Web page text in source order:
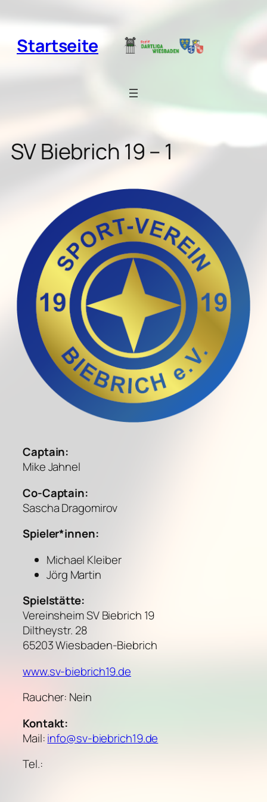
Inhalt
springen
Startseite
SV Biebrich 19 – 1
Captain:
Mike Jahnel
Co-Captain:
Sascha Dragomirov
Spieler*innen:
Michael Kleiber
Jörg Martin
Spielstätte:
Vereinsheim SV Biebrich 19
Diltheystr. 28
65203 Wiesbaden-Biebrich
www.sv-biebrich19.de
Raucher: Nein
Kontakt:
Mail:info@sv-biebrich19.de
Tel.: